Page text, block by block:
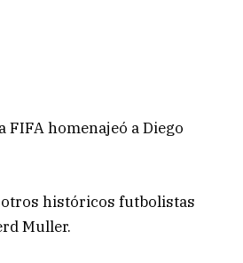
FIFA homenajeó a Diego
históricos futbolistas
Muller.